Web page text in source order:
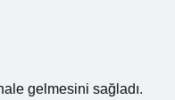
gelmesini sağladı.